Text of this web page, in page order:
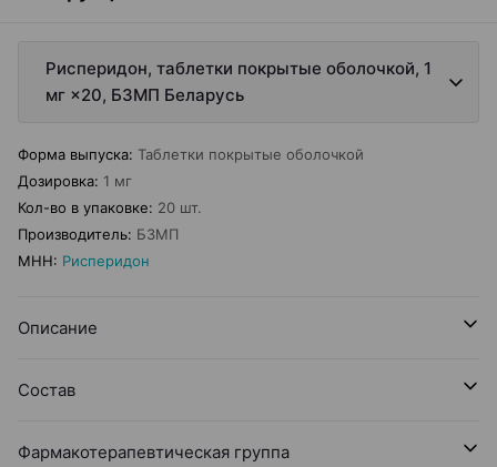
Рисперидон, таблетки покрытые оболочкой, 1
мг ×20, БЗМП Беларусь
Форма выпуска: Таблетки покрытые оболочкой
Дозировка: 1 мг
Кол-во в упаковке: 20 шт.
Производитель: БЗМП
МНН: Рисперидон
Описание
Состав
Фармакотерапевтическая группа